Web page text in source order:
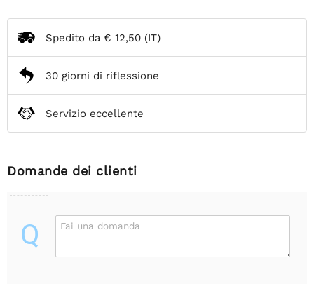
Spedito da € 12,50 (IT)
30 giorni di riflessione
Servizio eccellente
Domande dei clienti
Q Fai una domanda